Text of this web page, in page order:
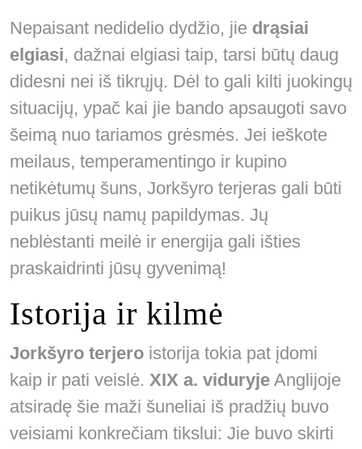
Nepaisant nedidelio dydžio, jie drąsiai
elgiasi, dažnai elgiasi taip, tarsi būtų daug
didesni nei iš tikrųjų. Dėl to gali kilti juokingų
situacijų, ypač kai jie bando apsaugoti savo
šeimą nuo tariamos grėsmės. Jei ieškote
meilaus, temperamentingo ir kupino
netikėtumų šuns, Jorkšyro terjeras gali būti
puikus jūsų namų papildymas. Jų
neblėstanti meilė ir energija gali išties
praskaidrinti jūsų gyvenimą!
Istorija ir kilmė
Jorkšyro terjero istorija tokia pat įdomi
kaip ir pati veislė. XIX a. viduryje Anglijoje
atsiradę šie maži šuneliai iš pradžių buvo
veisiami konkrečiam tikslui: Jie buvo skirti